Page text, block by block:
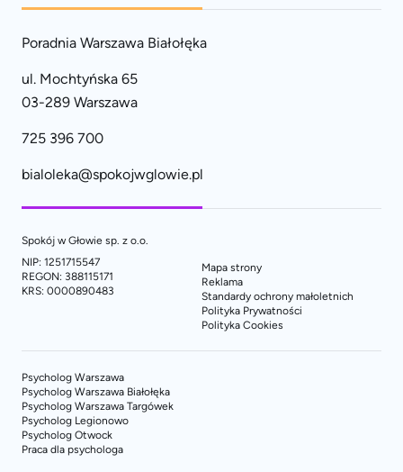
Poradnia Warszawa Białołęka
ul. Mochtyńska 65
03-289 Warszawa
725 396 700
bialoleka@spokojwglowie.pl
Spokój w Głowie sp. z o.o.
NIP: 1251715547
REGON: 388115171
KRS: 0000890483
Mapa strony
Reklama
Standardy ochrony małoletnich
Polityka Prywatności
Polityka Cookies
Psycholog Warszawa
Psycholog Warszawa Białołęka
Psycholog Warszawa Targówek
Psycholog Legionowo
Psycholog Otwock
Praca dla psychologa